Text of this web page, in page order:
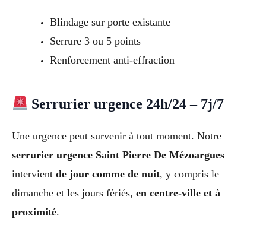
Blindage sur porte existante
Serrure 3 ou 5 points
Renforcement anti-effraction
Serrurier urgence 24h/24 – 7j/7
Une urgence peut survenir à tout moment. Notre
serrurier urgence Saint Pierre De Mézoargues
intervient de jour comme de nuit, y compris le
dimanche et les jours fériés, en centre-ville et à
proximité.